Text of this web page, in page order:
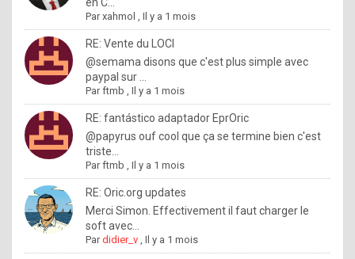
y
u
w
a
n
t
o
n
Parxahmol ,Il y a 1 mois
RE: Vente du LOCI
@semama disons que c'est plus simple avec
paypal sur ...
Parftmb ,Il y a 1 mois
RE: fantástico adaptador EprOric
@papyrus ouf cool que ça se termine bien c'est
triste...
Parftmb ,Il y a 1 mois
RE: Oric.org updates
Merci Simon. Effectivement il faut charger le
soft avec...
Pardidier_v ,Il y a 1 mois